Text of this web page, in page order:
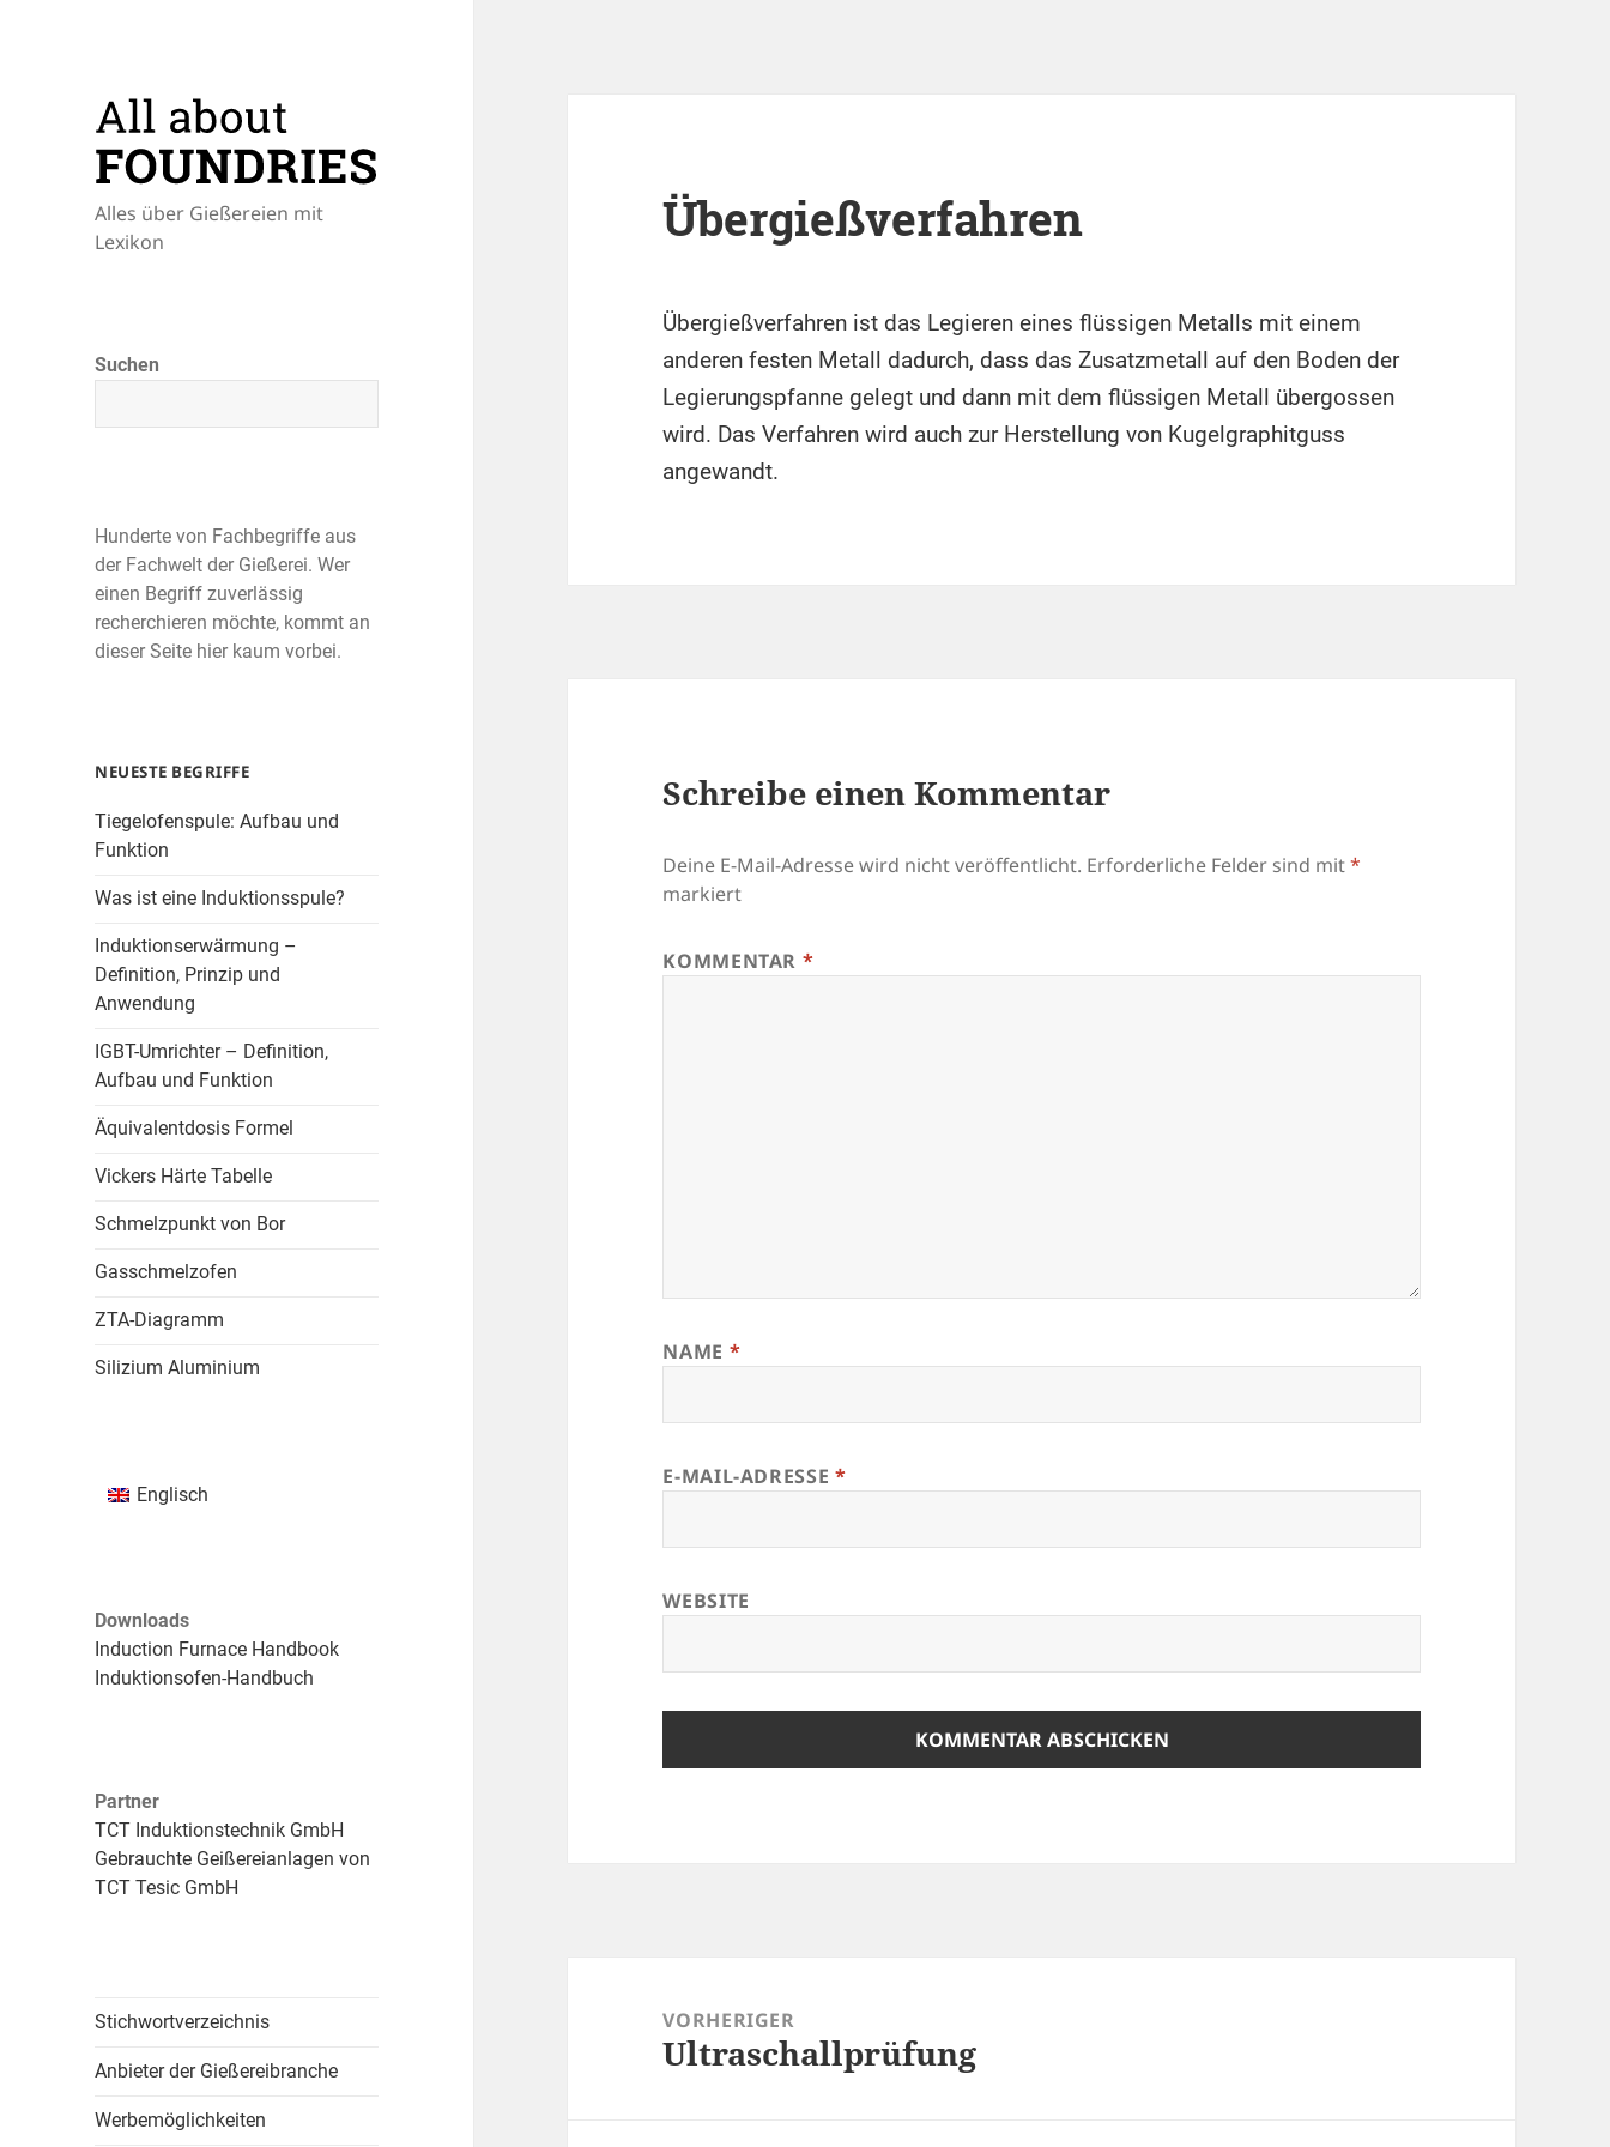
Alles über Gießereien mit
Lexikon
Suchen
Hunderte von Fachbegriffe aus
der Fachwelt der Gießerei. Wer
einen Begriff zuverlässig
recherchieren möchte, kommt an
dieser Seite hier kaum vorbei.
NEUESTE BEGRIFFE
Tiegelofenspule: Aufbau und
Funktion
Was ist eine Induktionsspule?
Induktionserwärmung –
Definition, Prinzip und
Anwendung
IGBT-Umrichter – Definition,
Aufbau und Funktion
Äquivalentdosis Formel
Vickers Härte Tabelle
Schmelzpunkt von Bor
Gasschmelzofen
ZTA-Diagramm
Silizium Aluminium
Englisch
Downloads
Induction Furnace Handbook
Induktionsofen-Handbuch
Partner
TCT Induktionstechnik GmbH
Gebrauchte Geißereianlagen von
TCT Tesic GmbH
Stichwortverzeichnis
Anbieter der Gießereibranche
Werbemöglichkeiten
Übergießverfahren
Übergießverfahren ist das Legieren eines flüssigen Metalls mit einem
anderen festen Metall dadurch, dass das Zusatzmetall auf den Boden der
Legierungspfanne gelegt und dann mit dem flüssigen Metall übergossen
wird. Das Verfahren wird auch zur Herstellung von Kugelgraphitguss
angewandt.
Schreibe einen Kommentar
Deine E-Mail-Adresse wird nicht veröffentlicht. Erforderliche Felder sind mit*
markiert
KOMMENTAR *
NAME *
E-MAIL-ADRESSE *
WEBSITE
VORHERIGER
Vorheriger
Ultraschallprüfung